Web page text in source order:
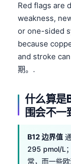
Red flags are
weakness,
or one-sided
because
and stroke
期。.
什么算是
围会不一
B12 边界值
295 pmol/L
常，而一些